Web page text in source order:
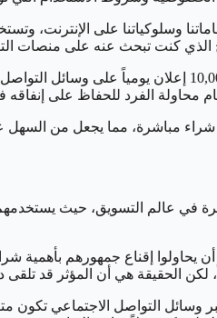
وسلوكياتنا على الإنترنت،
الذي كنت تبحث عنه على منصات
تُقدر بعض التقديرات أن يرى الفرد العادي ما
محاولة الفرد للحفاظ على
مباشرة، مما يجعل من السهل
في عالم التسويق، حيث
إقناع جمهورهم بأهمية
لكن الحقيقة هي أن المؤثر قد تلقى
وسائل التواصل الاجتماعي تكون